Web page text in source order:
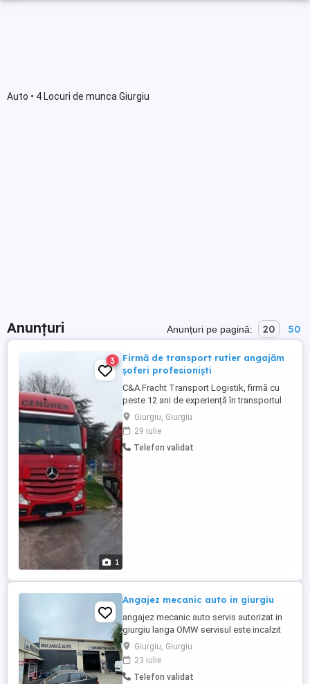
Auto • 4 Locuri de munca Giurgiu
Anunțuri Anunțuri pe pagină: 20 50
1
3
Firmă de transport rutier angajăm
șoferi profesioniști
C&A Fracht Transport Logistik, firmă cu
peste 12 ani de experiență în transportul
de mărfuri în UE, își mărește echipa!
Angajez conducător profesionist C+E.
Salariul poate ajunge la 3600 lună. Pachet
salarial: 3100 - cu ADR tranzit AT, DE, BE,
Giurgiu, Giurgiu
29 iulie
Telefon validat
Angajez mecanic auto in giurgiu
angajez mecanic auto servis autorizat in
giurgiu langa OMW servisul este incalzit
iarna. concediu 21 zile. program 8:00-
17:30 salariu 6000
Giurgiu, Giurgiu
23 iulie
Telefon validat